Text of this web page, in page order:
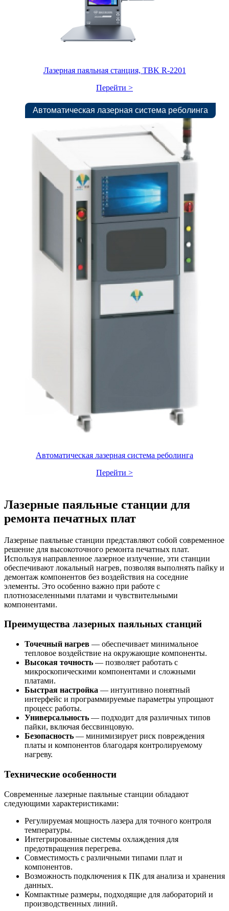
Лазерная паяльная станция, TBK R-2201
Перейти >
Автоматическая лазерная система реболинга
Автоматическая лазерная система реболинга
Перейти >
Лазерные паяльные станции для
ремонта печатных плат
Лазерные паяльные станции представляют собой современное
решение для высокоточного ремонта печатных плат.
Используя направленное лазерное излучение, эти станции
обеспечивают локальный нагрев, позволяя выполнять пайку и
демонтаж компонентов без воздействия на соседние
элементы. Это особенно важно при работе с
плотнозаселенными платами и чувствительными
компонентами.
Преимущества лазерных паяльных станций
Точечный нагрев — обеспечивает минимальное
тепловое воздействие на окружающие компоненты.
Высокая точность — позволяет работать с
микроскопическими компонентами и сложными
платами.
Быстрая настройка — интуитивно понятный
интерфейс и программируемые параметры упрощают
процесс работы.
Универсальность — подходит для различных типов
пайки, включая бессвинцовую.
Безопасность — минимизирует риск повреждения
платы и компонентов благодаря контролируемому
нагреву.
Технические особенности
Современные лазерные паяльные станции обладают
следующими характеристиками:
Регулируемая мощность лазера для точного контроля
температуры.
Интегрированные системы охлаждения для
предотвращения перегрева.
Совместимость с различными типами плат и
компонентов.
Возможность подключения к ПК для анализа и хранения
данных.
Компактные размеры, подходящие для лабораторий и
производственных линий.